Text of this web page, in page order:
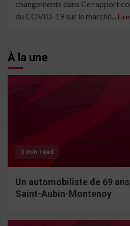
changements dans Ce rapport
du COVID-19 sur le marché...
À la une
3 min read
Un automobiliste de 69
Saint-Aubin-Montenoy